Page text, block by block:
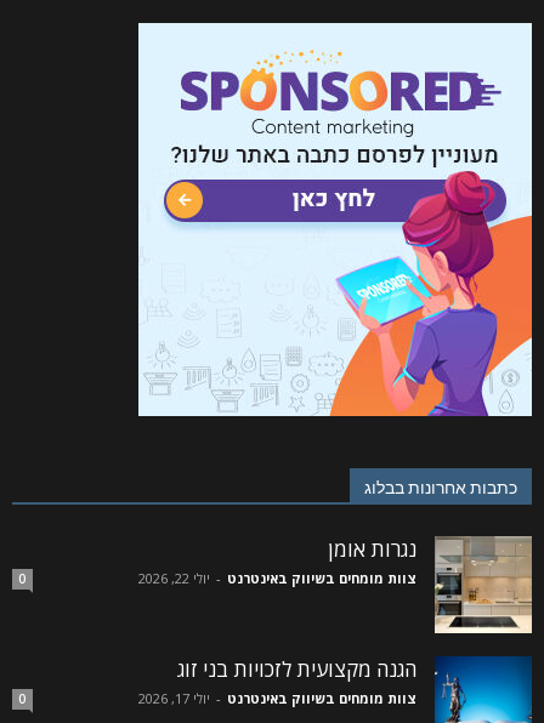
כתבות אחרונות בבלוג
נגרות אומן
צוות מומחים בשיווק באינטרנט - יולי 22, 2026 0
הגנה מקצועית לזכויות בני זוג
צוות מומחים בשיווק באינטרנט - יולי 17, 2026 0